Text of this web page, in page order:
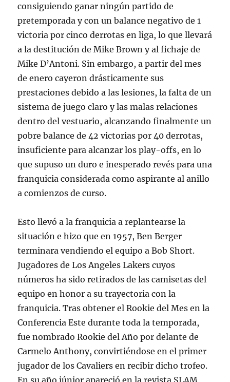
consiguiendo ganar ningún partido de
pretemporada y con un balance negativo de 1
victoria por cinco derrotas en liga, lo que llevará
a la destitución de Mike Brown y al fichaje de
Mike D’Antoni. Sin embargo, a partir del mes
de enero cayeron drásticamente sus
prestaciones debido a las lesiones, la falta de un
sistema de juego claro y las malas relaciones
dentro del vestuario, alcanzando finalmente un
pobre balance de 42 victorias por 40 derrotas,
insuficiente para alcanzar los play-offs, en lo
que supuso un duro e inesperado revés para una
franquicia considerada como aspirante al anillo
a comienzos de curso.
Esto llevó a la franquicia a replantearse la
situación e hizo que en 1957, Ben Berger
terminara vendiendo el equipo a Bob Short.
Jugadores de Los Angeles Lakers cuyos
números ha sido retirados de las camisetas del
equipo en honor a su trayectoria con la
franquicia. Tras obtener el Rookie del Mes en la
Conferencia Este durante toda la temporada,
fue nombrado Rookie del Año por delante de
Carmelo Anthony, convirtiéndose en el primer
jugador de los Cavaliers en recibir dicho trofeo.
En su año júnior apareció en la revista SLAM,